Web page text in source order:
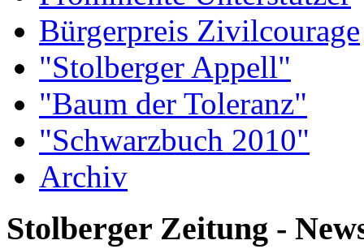
Bürgerpreis Zivilcourage
"Stolberger Appell"
"Baum der Toleranz"
"Schwarzbuch 2010"
Archiv
Stolberger Zeitung -